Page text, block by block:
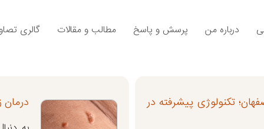
درباره من پرسش و پاسخ مطالب و مقالات گالری
تکنولوژی پیشرفته در